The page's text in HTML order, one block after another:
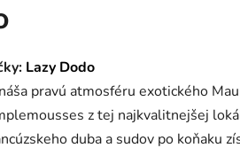
Lazy Dodo
pravú atmosféru exotického
z tej najkvalitnejšej
duba a sudov po koňaku